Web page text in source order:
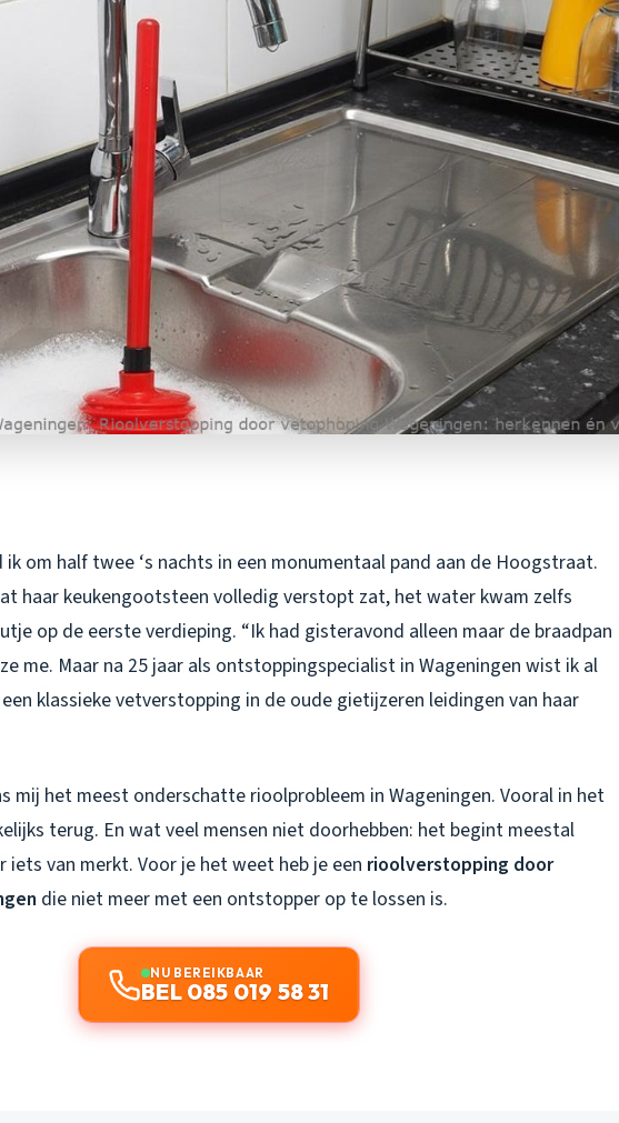
om half twee ‘s nachts in een monumentaal pand aan de Hoogstraat.
haar keukengootsteen volledig verstopt zat, het water kwam zelfs
op de eerste verdieping. “Ik had gisteravond alleen maar de braadpan
me. Maar na 25 jaar als ontstoppingspecialist in Wageningen wist ik al
klassieke vetverstopping in de oude gietijzeren leidingen van haar
mij het meest onderschatte rioolprobleem in Wageningen. Vooral in het
terug. En wat veel mensen niet doorhebben: het begint meestal
iets van merkt. Voor je het weet heb je een rioolverstopping door
die niet meer met een ontstopper op te lossen is.
NU BEREIKBAAR
BEL 085 019 58 31